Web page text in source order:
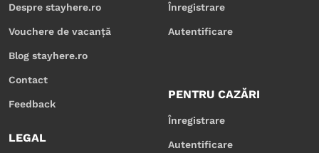
Despre stayhere.ro
Vouchere de vacanță
Blog stayhere.ro
Contact
Feedback
LEGAL
Înregistrare
Autentificare
PENTRU CAZĂRI
Înregistrare
Autentificare